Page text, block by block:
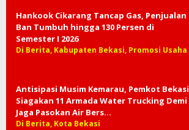
Hankook Cikarang Tancap Gas, Penjualan
Ban Tumbuh hingga 130 Persen di
Semester I 2026
Di Berita, Kabupaten Bekasi, Promosi Usaha
Antisipasi Musim Kemarau, Pemkot Bekasi
Siagakan 11 Armada Water Trucking Demi
Jaga Pasokan Air Bers…
Di Berita, Kota Bekasi